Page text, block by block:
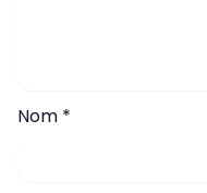
Nom *